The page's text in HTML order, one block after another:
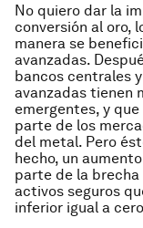
No quiero dar la
conversión al oro,
manera se
avanzadas.
bancos centrales
avanzadas tienen
emergentes, y
parte de los
del metal. Pero
hecho, un
parte de la
activos seguros
inferior igual a